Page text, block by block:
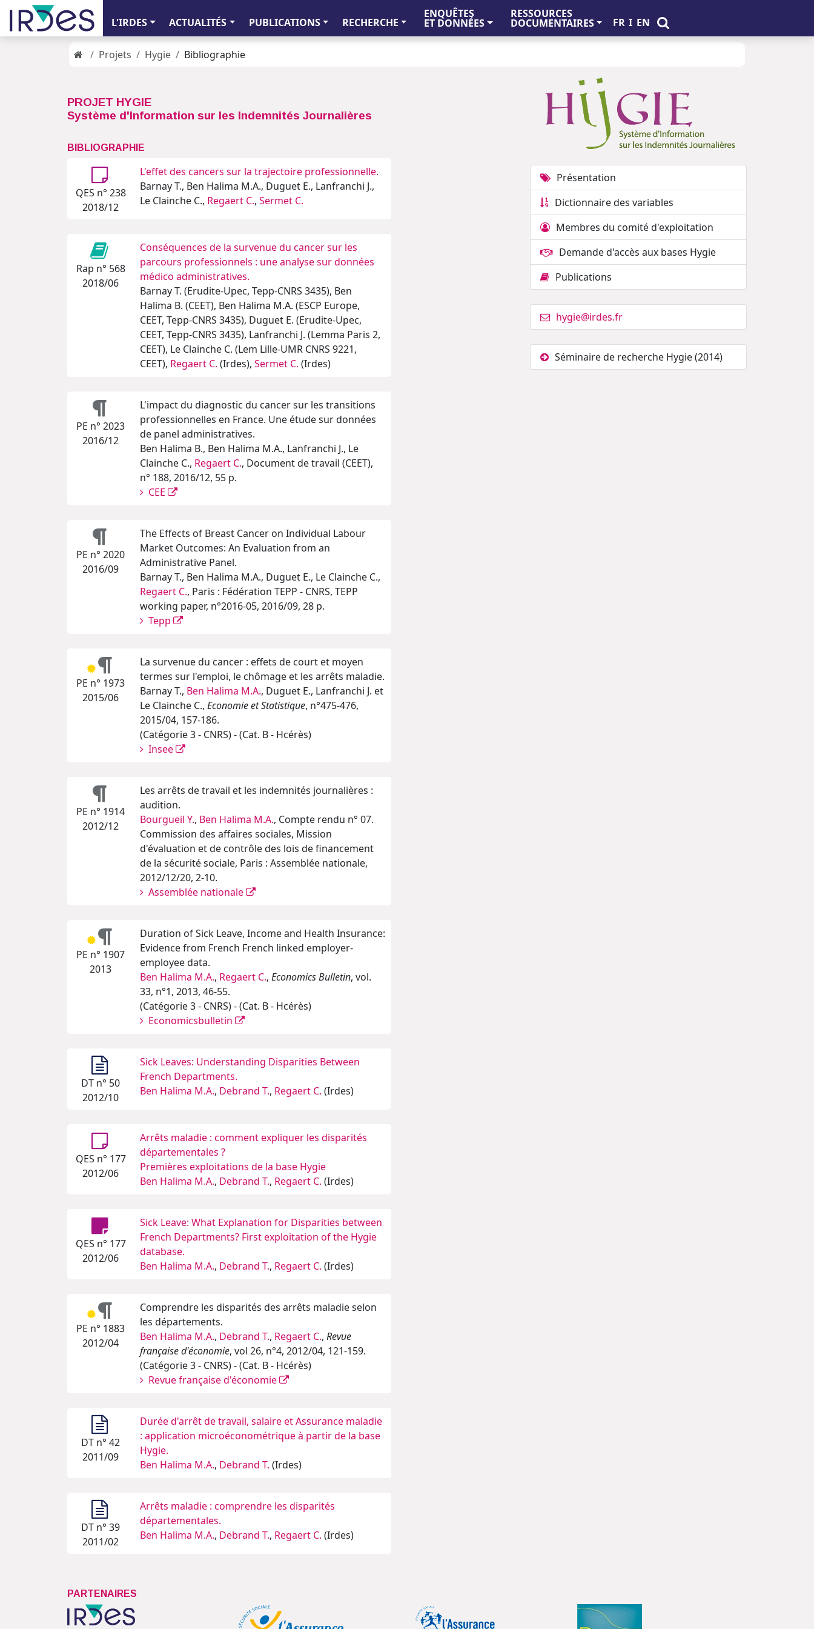
L'IRDES ACTUALITÉS PUBLICATIONS RECHERCHE
ENQUÊTES
ET DONNÉES
RESSOURCES
DOCUMENTAIRES FR I EN
Projets Hygie Bibliographie
PROJET HYGIE
Système d'Information sur les Indemnités Journalières
BIBLIOGRAPHIE
QES n° 238
2018/12
L'effet des cancers sur la trajectoire professionnelle.
Barnay T., Ben Halima M.A., Duguet E., Lanfranchi J.,
Le Clainche C., Regaert C., Sermet C.
Rap n° 568
2018/06
Conséquences de la survenue du cancer sur les
parcours professionnels : une analyse sur données
médico administratives.
Barnay T. (Erudite-Upec, Tepp-CNRS 3435), Ben
Halima B. (CEET), Ben Halima M.A. (ESCP Europe,
CEET, Tepp-CNRS 3435), Duguet E. (Erudite-Upec,
CEET, Tepp-CNRS 3435), Lanfranchi J. (Lemma Paris 2,
CEET), Le Clainche C. (Lem Lille-UMR CNRS 9221,
CEET), Regaert C. (Irdes), Sermet C. (Irdes)
PE n° 2023
2016/12
L'impact du diagnostic du cancer sur les transitions
professionnelles en France. Une étude sur données
de panel administratives.
Ben Halima B., Ben Halima M.A., Lanfranchi J., Le
Clainche C., Regaert C., Document de travail (CEET),
n° 188, 2016/12, 55 p.
CEE
PE n° 2020
2016/09
The Effects of Breast Cancer on Individual Labour
Market Outcomes: An Evaluation from an
Administrative Panel.
Barnay T., Ben Halima M.A., Duguet E., Le Clainche C.,
Regaert C., Paris : Fédération TEPP - CNRS, TEPP
working paper, n°2016-05, 2016/09, 28 p.
Tepp
PE n° 1973
2015/06
La survenue du cancer : effets de court et moyen
termes sur l'emploi, le chômage et les arrêts maladie.
Barnay T., Ben Halima M.A., Duguet E., Lanfranchi J. et
Le Clainche C., Economie et Statistique, n°475-476,
2015/04, 157-186.
(Catégorie 3 - CNRS) - (Cat. B - Hcérès)
Insee
PE n° 1914
2012/12
Les arrêts de travail et les indemnités journalières :
audition.
Bourgueil Y., Ben Halima M.A., Compte rendu n° 07.
Commission des affaires sociales, Mission
d'évaluation et de contrôle des lois de financement
de la sécurité sociale, Paris : Assemblée nationale,
2012/12/20, 2-10.
Assemblée nationale
PE n° 1907
2013
Duration of Sick Leave, Income and Health Insurance:
Evidence from French French linked employer-
employee data.
Ben Halima M.A., Regaert C., Economics Bulletin, vol.
33, n°1, 2013, 46-55.
(Catégorie 3 - CNRS) - (Cat. B - Hcérès)
Economicsbulletin
DT n° 50
2012/10
Sick Leaves: Understanding Disparities Between
French Departments.
Ben Halima M.A., Debrand T., Regaert C. (Irdes)
QES n° 177
2012/06
Arrêts maladie : comment expliquer les disparités
départementales ?
Premières exploitations de la base Hygie
Ben Halima M.A., Debrand T., Regaert C. (Irdes)
QES n° 177
2012/06
Sick Leave: What Explanation for Disparities between
French Departments? First exploitation of the Hygie
database.
Ben Halima M.A., Debrand T., Regaert C. (Irdes)
PE n° 1883
2012/04
Comprendre les disparités des arrêts maladie selon
les départements.
Ben Halima M.A., Debrand T., Regaert C., Revue
française d'économie, vol 26, n°4, 2012/04, 121-159.
(Catégorie 3 - CNRS) - (Cat. B - Hcérès)
Revue française d'économie
DT n° 42
2011/09
Durée d'arrêt de travail, salaire et Assurance maladie
: application microéconométrique à partir de la base
Hygie.
Ben Halima M.A., Debrand T. (Irdes)
DT n° 39
2011/02
Arrêts maladie : comprendre les disparités
départementales.
Ben Halima M.A., Debrand T., Regaert C. (Irdes)
Présentation
Dictionnaire des variables
Membres du comité d'exploitation
Demande d'accès aux bases Hygie
Publications
hygie@irdes.fr
Séminaire de recherche Hygie (2014)
PARTENAIRES